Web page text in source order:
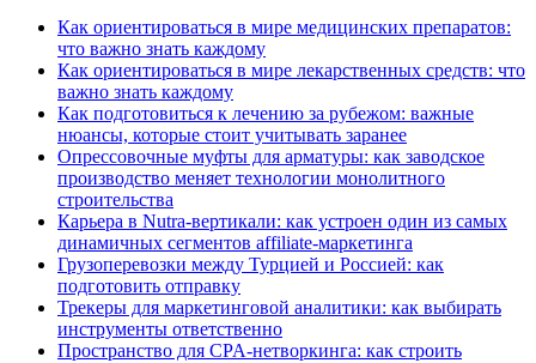
Как ориентироваться в мире медицинских препаратов:
что важно знать каждому
Как ориентироваться в мире лекарственных средств: что
важно знать каждому
Как подготовиться к лечению за рубежом: важные
нюансы, которые стоит учитывать заранее
Опрессовочные муфты для арматуры: как заводское
производство меняет технологии монолитного
строительства
Карьера в Nutra-вертикали: как устроен один из самых
динамичных сегментов affiliate-маркетинга
Грузоперевозки между Турцией и Россией: как
подготовить отправку
Трекеры для маркетинговой аналитики: как выбирать
инструменты ответственно
Пространство для CPA-нетворкинга: как строить